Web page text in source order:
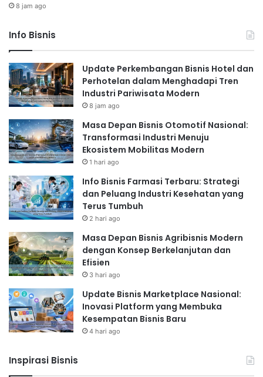
8 jam ago
Info Bisnis
Update Perkembangan Bisnis Hotel dan
Perhotelan dalam Menghadapi Tren
Industri Pariwisata Modern
8 jam ago
Masa Depan Bisnis Otomotif Nasional:
Transformasi Industri Menuju
Ekosistem Mobilitas Modern
1 hari ago
Info Bisnis Farmasi Terbaru: Strategi
dan Peluang Industri Kesehatan yang
Terus Tumbuh
2 hari ago
Masa Depan Bisnis Agribisnis Modern
dengan Konsep Berkelanjutan dan
Efisien
3 hari ago
Update Bisnis Marketplace Nasional:
Inovasi Platform yang Membuka
Kesempatan Bisnis Baru
4 hari ago
Inspirasi Bisnis